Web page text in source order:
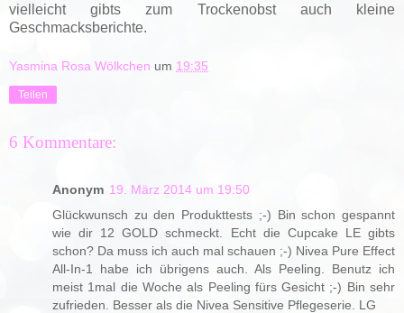
vielleicht gibts zum Trockenobst auch kleine
Geschmacksberichte.
Yasmina Rosa Wölkchen um 19:35
Teilen
6 Kommentare:
Anonym 19. März 2014 um 19:50
Glückwunsch zu den Produkttests ;-) Bin schon gespannt
wie dir 12 GOLD schmeckt. Echt die Cupcake LE gibts
schon? Da muss ich auch mal schauen ;-) Nivea Pure Effect
All-In-1 habe ich übrigens auch. Als Peeling. Benutz ich
meist 1mal die Woche als Peeling fürs Gesicht ;-) Bin sehr
zufrieden. Besser als die Nivea Sensitive Pflegeserie. LG